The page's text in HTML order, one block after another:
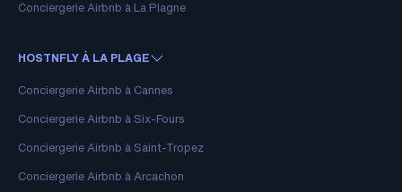
Conciergerie Airbnb à La Plagne
HOSTNFLY À LA PLAGE
Conciergerie Airbnb à Cannes
Conciergerie Airbnb à Six-Fours
Conciergerie Airbnb à Saint-Tropez
Conciergerie Airbnb à Arcachon